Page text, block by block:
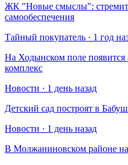
​ЖК "Новые смыслы":
самообеспечения
Тайный покупатель · 1 год
На Ходынском поле появится
комплекс
Новости · 1 день назад
Детский сад построят в
Новости · 1 день назад
В Молжаниновском районе